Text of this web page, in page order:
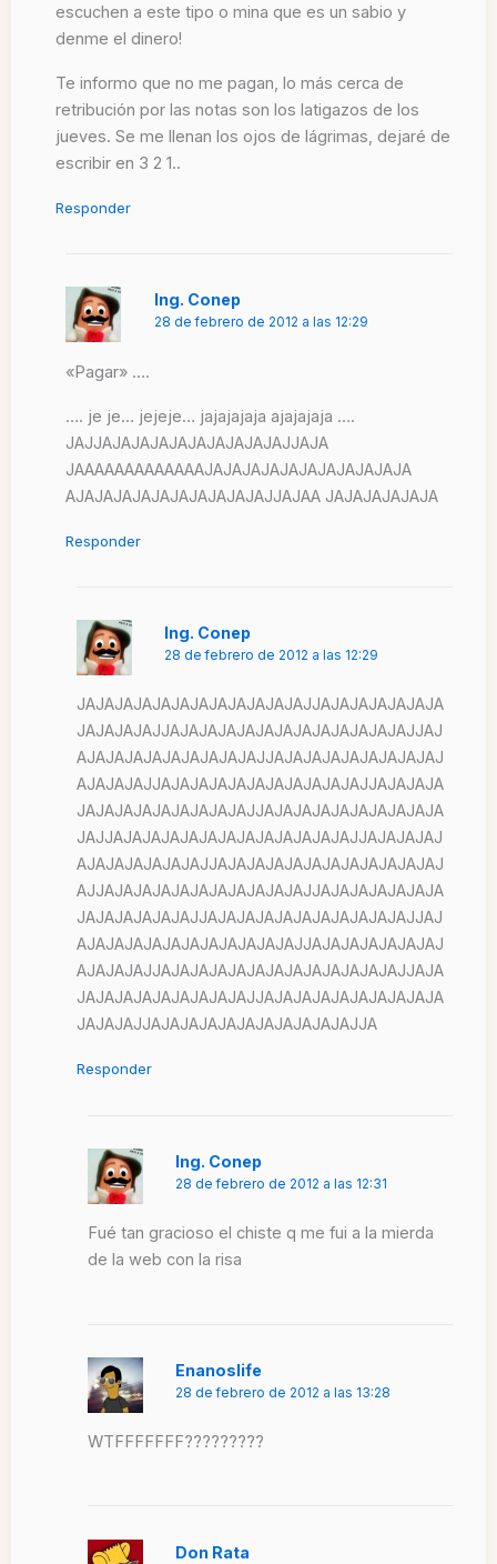
escuchen a este tipo o mina que es un sabio y
denme el dinero!
Te informo que no me pagan, lo más cerca de
retribución por las notas son los latigazos de los
jueves. Se me llenan los ojos de lágrimas, dejaré de
escribir en 3 2 1..
Responder
Ing. Conep
28 de febrero de 2012 a las 12:29
«Pagar» ….
…. je je… jejeje… jajajajaja ajajajaja ….
JAJJAJAJAJAJAJAJAJAJAJAJJAJA
JAAAAAAAAAAAAAJAJAJAJAJAJAJAJAJAJAJA
AJAJAJAJAJAJAJAJAJAJAJJAJAA JAJAJAJAJAJA
Responder
Ing. Conep
28 de febrero de 2012 a las 12:29
JAJAJAJAJAJAJAJAJAJAJAJAJJAJAJAJAJAJAJA
JAJAJAJAJJAJAJAJAJAJAJAJAJAJAJAJAJAJJAJ
AJAJAJAJAJAJAJAJAJAJJAJAJAJAJAJAJAJAJAJ
AJAJAJAJJAJAJAJAJAJAJAJAJAJAJAJJAJAJAJA
JAJAJAJAJAJAJAJAJAJJAJAJAJAJAJAJAJAJAJA
JAJJAJAJAJAJAJAJAJAJAJAJAJAJAJJAJAJAJAJ
AJAJAJAJAJAJAJJAJAJAJAJAJAJAJAJAJAJAJAJ
AJJAJAJAJAJAJAJAJAJAJAJAJJAJAJAJAJAJAJA
JAJAJAJAJAJAJJAJAJAJAJAJAJAJAJAJAJAJJAJ
AJAJAJAJAJAJAJAJAJAJAJAJJAJAJAJAJAJAJAJ
AJAJAJAJJAJAJAJAJAJAJAJAJAJAJAJAJAJJAJA
JAJAJAJAJAJAJAJAJAJJAJAJAJAJAJAJAJAJAJA
JAJAJAJJAJAJAJAJAJAJAJAJAJAJAJJA
Responder
Ing. Conep
28 de febrero de 2012 a las 12:31
Fué tan gracioso el chiste q me fui a la mierda
de la web con la risa
Enanoslife
28 de febrero de 2012 a las 13:28
WTFFFFFFF?????????
Don Rata